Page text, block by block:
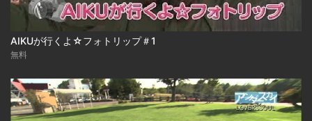
AIKUが行くよ☆フォトリップ＃1
無料